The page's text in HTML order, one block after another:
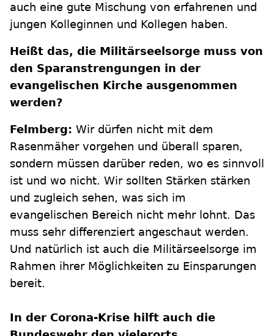
auch eine gute Mischung von erfahrenen und
jungen Kolleginnen und Kollegen haben.
Heißt das, die Militärseelsorge muss von
den Sparanstrengungen in der
evangelischen Kirche ausgenommen
werden?
Felmberg: Wir dürfen nicht mit dem
Rasenmäher vorgehen und überall sparen,
sondern müssen darüber reden, wo es sinnvoll
ist und wo nicht. Wir sollten Stärken stärken
und zugleich sehen, was sich im
evangelischen Bereich nicht mehr lohnt. Das
muss sehr differenziert angeschaut werden.
Und natürlich ist auch die Militärseelsorge im
Rahmen ihrer Möglichkeiten zu Einsparungen
bereit.
In der Corona-Krise hilft auch die